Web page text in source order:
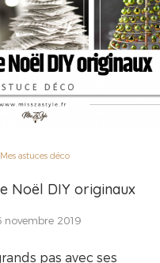
Mes astuces déco
Noël DIY originaux
novembre 2019
pas avec ses